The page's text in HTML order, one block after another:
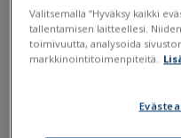
arvosanat
Yksilöllistäminen
Valitsemalla “Hyväksy kaikki
tallentamisen laitteellesi.
toimivuutta, analysoida
markkinointitoimenpiteitä.